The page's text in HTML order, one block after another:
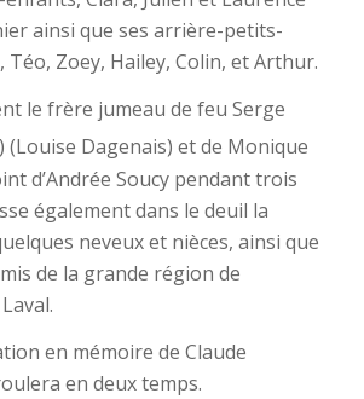
ainsi que ses arrière-petits-
Zoey, Hailey, Colin, et Arthur.
le frère jumeau de feu Serge
) (Louise Dagenais) et de Monique
d’Andrée Soucy pendant trois
également dans le deuil la
neveux et nièces, ainsi que
de la grande région de
en mémoire de Claude
en deux temps.